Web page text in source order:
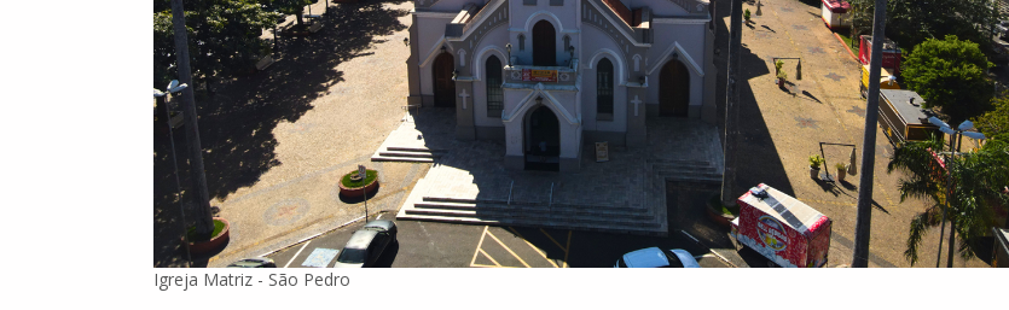
Igreja Matriz - São Pedro